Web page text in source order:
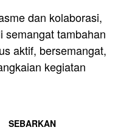
dan kolaborasi,
semangat tambahan
aktif, bersemangat,
kegiatan
SEBARKAN